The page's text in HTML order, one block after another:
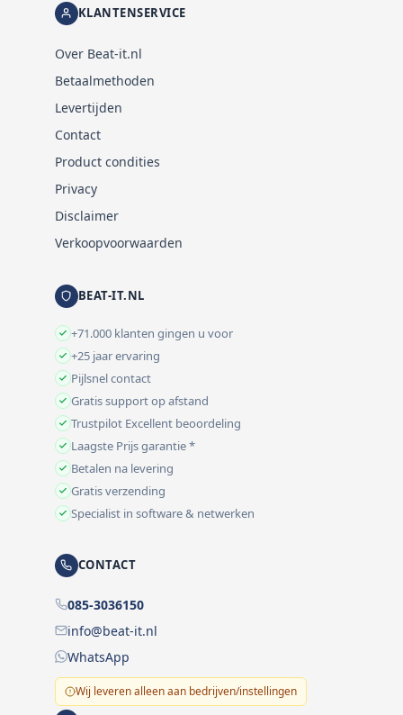
KLANTENSERVICE
Over Beat-it.nl
Betaalmethoden
Levertijden
Contact
Product condities
Privacy
Disclaimer
Verkoopvoorwaarden
BEAT-IT.NL
+71.000 klanten gingen u voor
+25 jaar ervaring
Pijlsnel contact
Gratis support op afstand
Trustpilot Excellent beoordeling
Laagste Prijs garantie *
Betalen na levering
Gratis verzending
Specialist in software & netwerken
CONTACT
085-3036150
info@beat-it.nl
WhatsApp
Wij leveren alleen aan bedrijven/instellingen